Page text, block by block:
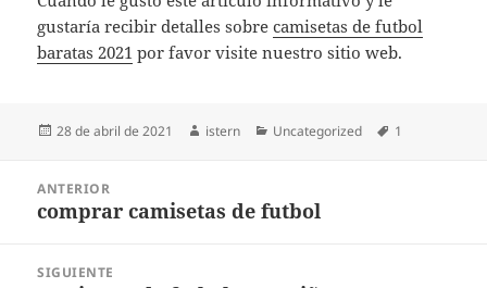
gustaría recibir detalles sobrecamisetas de futbol
baratas 2021 por favor visite nuestro sitio web.
Publicado
28 de abril de 2021 Autor
istern Categorías
Uncategorized Etiquetas
1
entradas
ANTERIOR
Entrada
comprar camisetas de futbol
SIGUIENTE